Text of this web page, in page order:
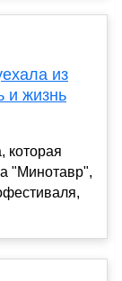
из
и жизнь
которая
"Минотавр",